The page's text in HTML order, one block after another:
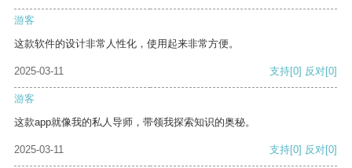
游客
这款软件的设计非常人性化，使用起来非常方便。
2025-03-11 支持[0] 反对[0]
游客
这款app就像我的私人导师，带领我探索知识的奥秘。
2025-03-11 支持[0] 反对[0]